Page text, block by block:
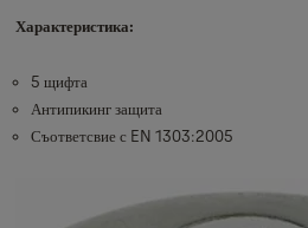
Характеристика:
5 щифта
Антипикинг защита
Съответсвие с EN 1303:2005